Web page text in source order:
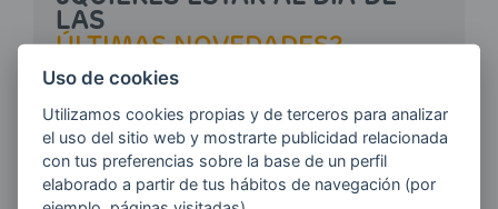
LAS
ÚLTIMAS NOVEDADES?
E-MAIL
Uso de cookies
Utilizamos cookies propias y de terceros para analizar
el uso del sitio web y mostrarte publicidad relacionada
con tus preferencias sobre la base de un perfil
elaborado a partir de tus hábitos de navegación (por